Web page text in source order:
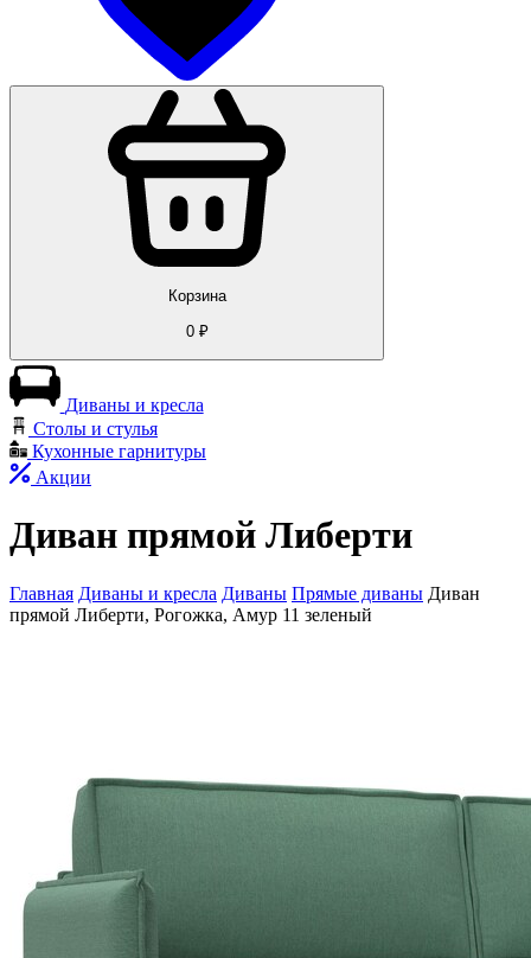
Корзина
0₽
Диваны и кресла
Столы и стулья
Кухонные гарнитуры
Акции
Диван прямой Либерти
Главная Диваны и кресла Диваны Прямые диваны Диван
прямой Либерти, Рогожка, Амур 11 зеленый